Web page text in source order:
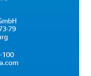
79
100